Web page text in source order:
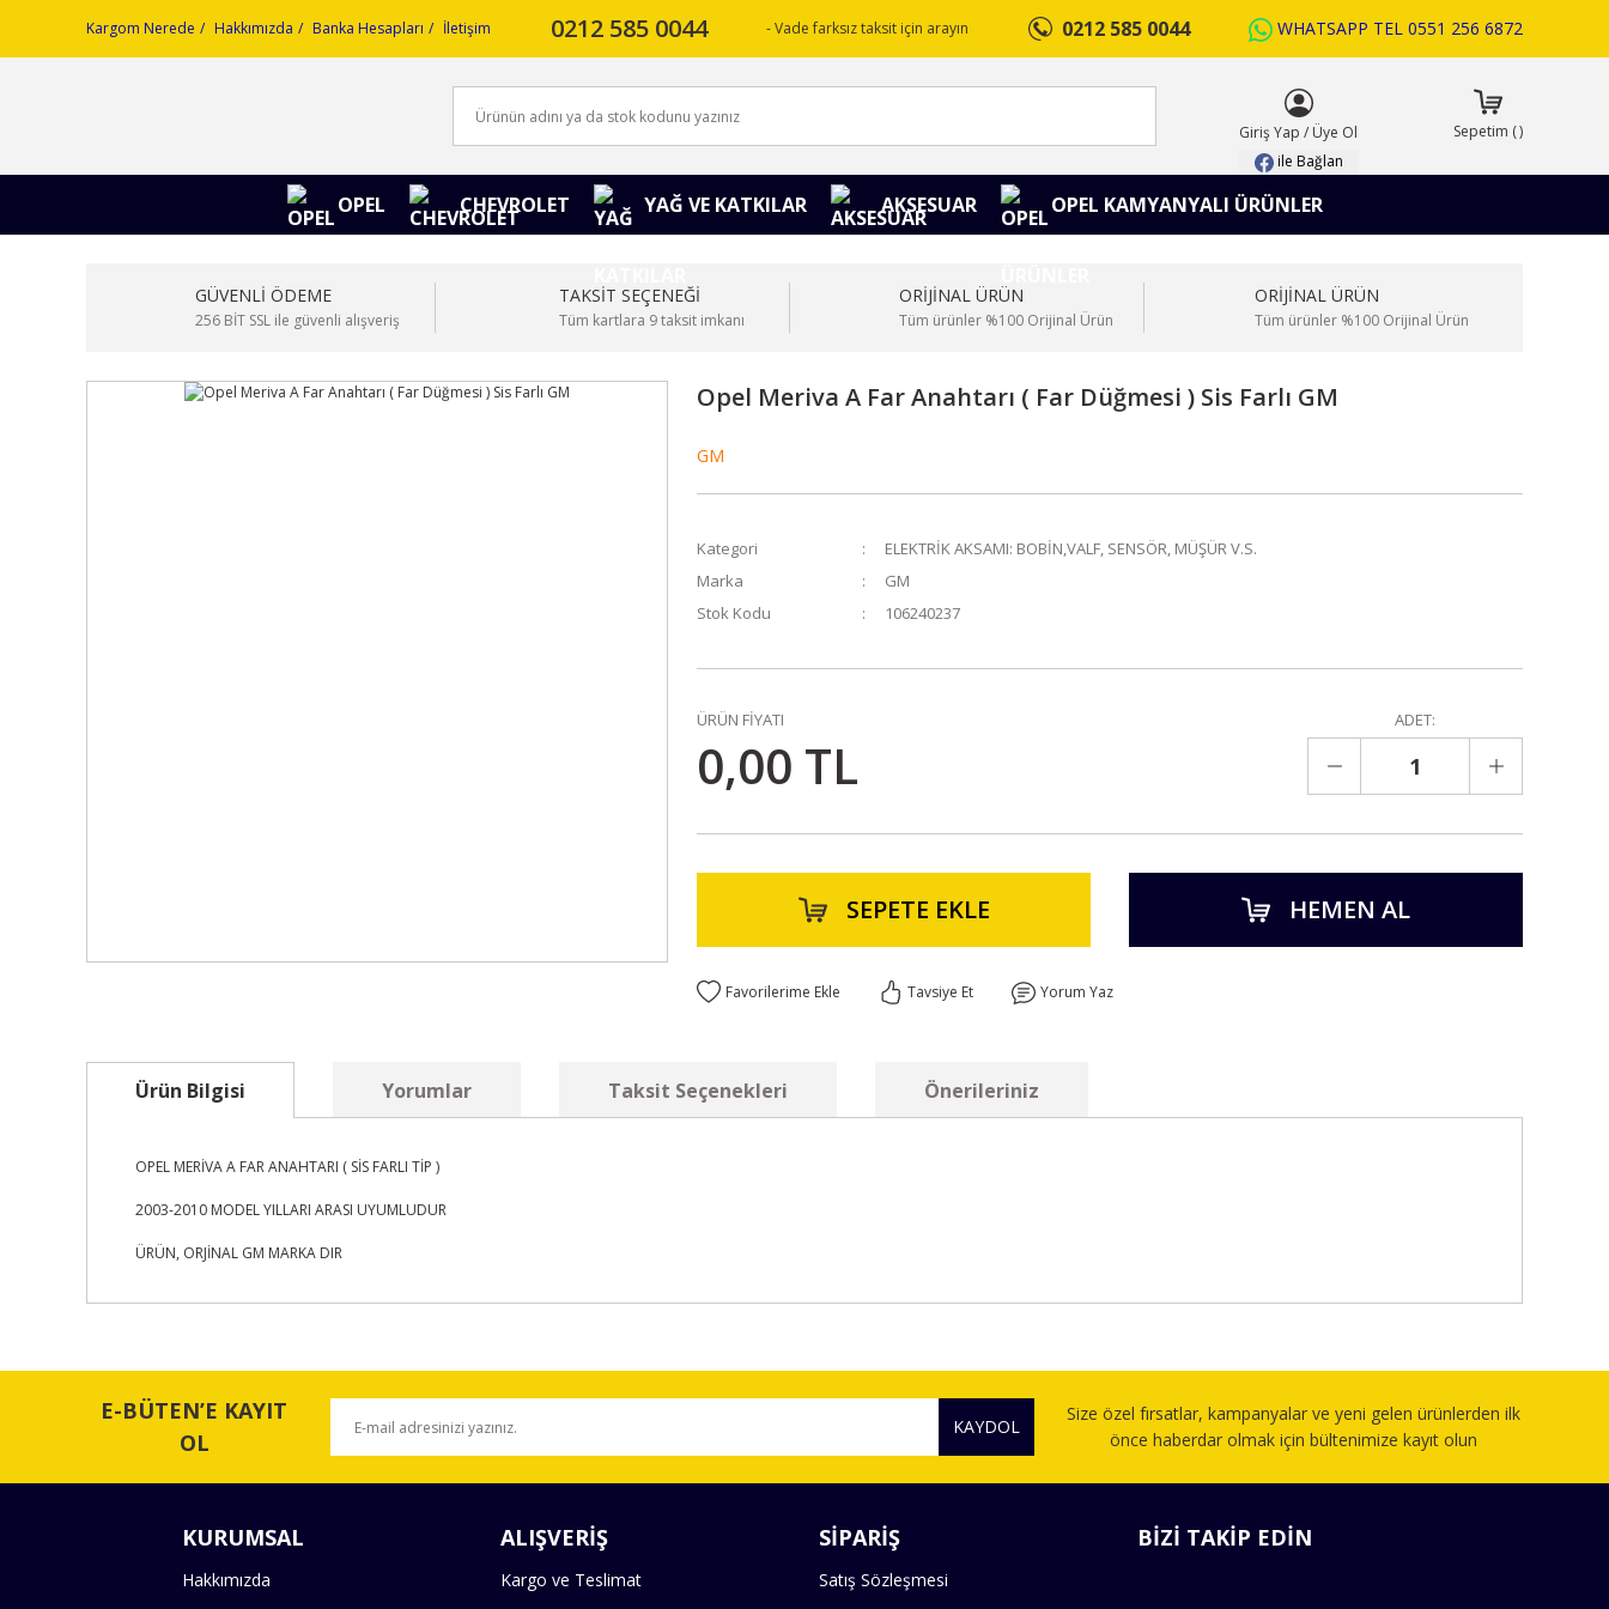
Kargom Nerede Hakkımızda Banka Hesapları İletişim 0212 585 0044 - Vade farksız taksit için arayın 0212 585 0044 WHATSAPP TEL 0551 256 6872
Giriş Yap / Üye Ol
ile Bağlan
Sepetim ()
OPEL CHEVROLET YAĞ VE KATKILAR AKSESUAR OPEL KAMYANYALI ÜRÜNLER
GÜVENLİ ÖDEME
256 BİT SSL ile güvenli alışveriş
TAKSİT SEÇENEĞİ
Tüm kartlara 9 taksit imkanı
ORİJİNAL ÜRÜN
Tüm ürünler %100 Orijinal Ürün
ORİJİNAL ÜRÜN
Tüm ürünler %100 Orijinal Ürün
Opel Meriva A Far Anahtarı ( Far Düğmesi ) Sis Farlı GM
GM
Kategori
ELEKTRİK AKSAMI: BOBİN,VALF, SENSÖR, MÜŞÜR V.S.
Marka
GM
Stok Kodu
106240237
ÜRÜN FİYATI
0,00 TL
ADET:
SEPETE EKLE HEMEN AL
Tavsiye Et Yorum Yaz
Ürün Bilgisi Yorumlar Taksit Seçenekleri Önerileriniz
OPEL MERİVA A FAR ANAHTARI ( SİS FARLI TİP )
2003-2010 MODEL YILLARI ARASI UYUMLUDUR
ÜRÜN, ORJİNAL GM MARKA DIR
Görüş ve önerileriniz için teşekkür ederiz.
Ürün resmi kalitesiz, bozuk veya görüntülenemiyor.
Ürün fiyatı diğer sitelerden daha pahalı.
Bu ürüne benzer farklı alternatifler olmalı.
E-BÜTEN’E KAYIT
OL
KAYDOL
Size özel fırsatlar, kampanyalar ve yeni gelen ürünlerden ilk
önce haberdar olmak için bültenimize kayıt olun
KURUMSAL
Hakkımızda
ALIŞVERİŞ
Kargo ve Teslimat
SİPARİŞ
Satış Sözleşmesi
BİZİ TAKİP EDİN